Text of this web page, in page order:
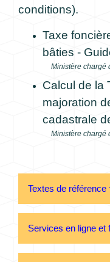
conditions).
Taxe
bâties -
Ministère chargé
Calcul de la
majoration
cadastrale
Ministère chargé
Textes de référence
Services en ligne et